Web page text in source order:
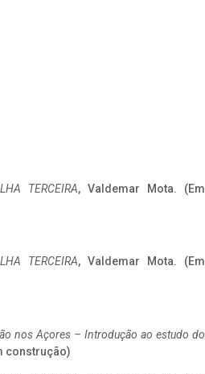
TERCEIRA, Valdemar Mota. (Em
TERCEIRA, Valdemar Mota. (Em
nos Açores – Introdução ao estudo do
construção)